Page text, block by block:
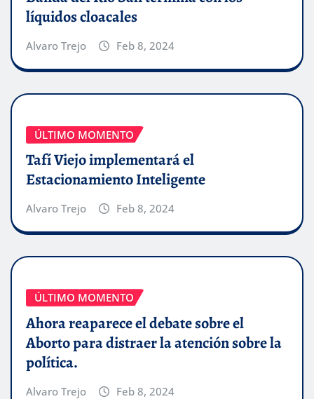
líquidos cloacales
Alvaro Trejo Feb 8, 2024
ÚLTIMO MOMENTO
Tafí Viejo implementará el
Estacionamiento Inteligente
Alvaro Trejo Feb 8, 2024
ÚLTIMO MOMENTO
Ahora reaparece el debate sobre el
Aborto para distraer la atención sobre la
política.
Alvaro Trejo Feb 8, 2024